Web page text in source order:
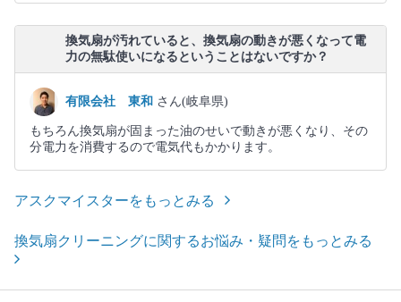
換気扇が汚れていると、換気扇の動きが悪くなって電
力の無駄使いになるということはないですか？
有限会社 東和 さん(岐阜県)
もちろん換気扇が固まった油のせいで動きが悪くなり、その
分電力を消費するので電気代もかかります。
アスクマイスターをもっとみる
換気扇クリーニングに関するお悩み・疑問をもっとみる